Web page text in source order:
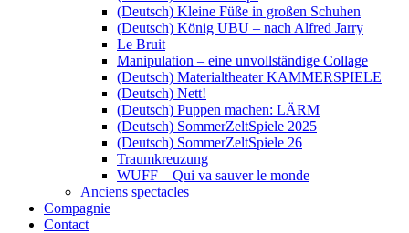
(Deutsch) Kleine Füße in großen Schuhen
(Deutsch) König UBU – nach Alfred Jarry
Le Bruit
Manipulation – eine unvollständige Collage
(Deutsch) Materialtheater KAMMERSPIELE
(Deutsch) Nett!
(Deutsch) Puppen machen: LÄRM
(Deutsch) SommerZeltSpiele 2025
(Deutsch) SommerZeltSpiele 26
Traumkreuzung
WUFF – Qui va sauver le monde
Anciens spectacles
Compagnie
Contact